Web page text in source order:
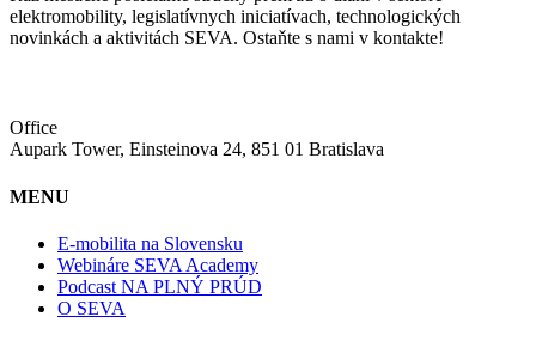
elektromobility, legislatívnych iniciatívach, technologických
novinkách a aktivitách SEVA. Ostaňte s nami v kontakte!
Office
Aupark Tower, Einsteinova 24, 851 01 Bratislava
MENU
E-mobilita na Slovensku
Webináre SEVA Academy
Podcast NA PLNÝ PRÚD
O SEVA